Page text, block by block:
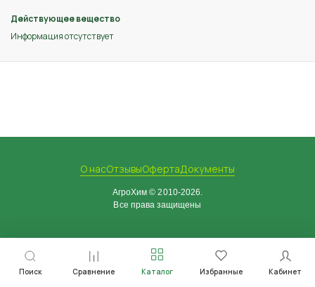
Поиск Сравнение Каталог Избранные Кабинет
Действующее вещество
Информация отсутствует
О насОтзывыОфертаДокументы
АгроХим © 2010-2026.
Все права защищены